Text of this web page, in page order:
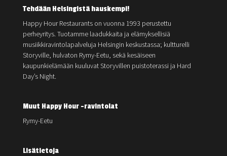
Tehdään Helsingistä hauskempi!
Happy Hour Restaurants on vuonna 1993 perustettu
perheyritys. Tuotamme laadukkaita ja elämyksellisiä
musiikkiravintolapalveluja Helsingin keskustassa; kultturelli
Storyville, hulvaton Rymy-Eetu, sekä kesäiseen
kaupunkielämään kuuluvat Storyvillen puistoterassi ja Hard
Day’s Night.
Muut Happy Hour -ravintolat
Rymy-Eetu
Lisätietoja